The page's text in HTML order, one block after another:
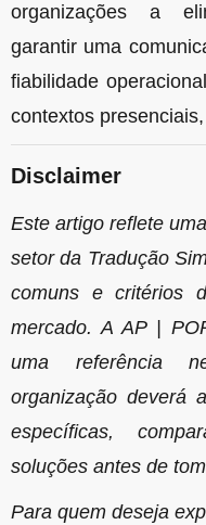
organizações a
garantir uma
fiabilidade
contextos
Disclaimer
Este artigo reflete
setor da Tradução
comuns e critérios
mercado. A AP |
uma referência
organização deverá
específicas,
soluções antes de
Para quem deseja